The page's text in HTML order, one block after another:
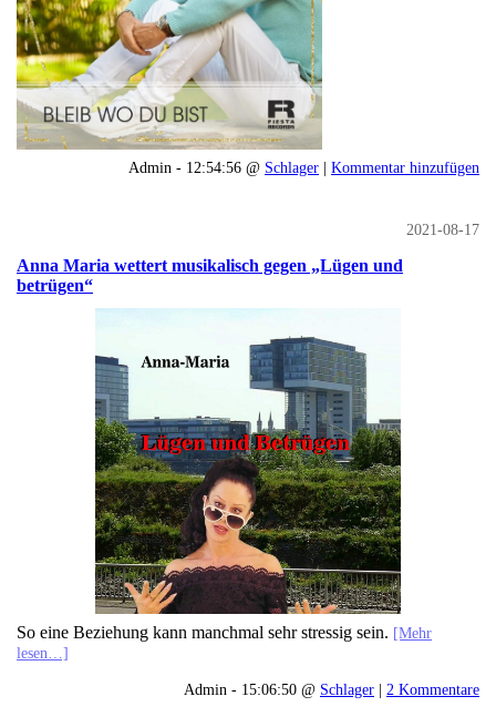
Admin - 12:54:56 @ Schlager | Kommentar hinzufügen
2021-08-17
Anna Maria wettert musikalisch gegen „Lügen und
betrügen“
So eine Beziehung kann manchmal sehr stressig sein. [Mehr
lesen…]
Admin - 15:06:50 @ Schlager | 2 Kommentare